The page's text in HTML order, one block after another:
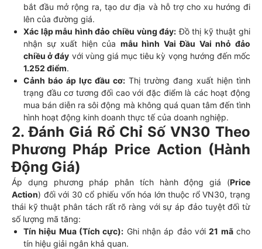
bắt đầu mở rộng ra, tạo dư địa và hỗ trợ cho xu hướng đi
lên của đường giá.
Xác lập mẫu hình đảo chiều vùng đáy: Đồ thị kỹ thuật ghi
nhận sự xuất hiện của mẫu hình Vai Đầu Vai nhỏ đảo
chiều ở đáy với vùng giá mục tiêu kỳ vọng hướng đến mốc
1.252 điểm.
Cảnh báo áp lực đầu cơ: Thị trường đang xuất hiện tình
trạng đầu cơ tương đối cao với đặc điểm là các hoạt động
mua bán diễn ra sôi động mà không quá quan tâm đến tình
hình hoạt động kinh doanh thực tế của doanh nghiệp.
2. Đánh Giá Rổ Chỉ Số VN30 Theo
Phương Pháp Price Action (Hành
Động Giá)
Áp dụng phương pháp phân tích hành động giá (Price
Action) đối với 30 cổ phiếu vốn hóa lớn thuộc rổ VN30, trạng
thái kỹ thuật phân tách rất rõ ràng với sự áp đảo tuyệt đối từ
số lượng mã tăng:
Tín hiệu Mua (Tích cực): Ghi nhận áp đảo với21 mãcho
tín hiệu giải ngân khả quan.